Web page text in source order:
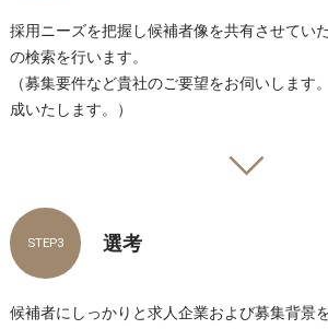
採用ニーズを把握し候補者像を共有させてい
の検索を行います。
（募集要件など貴社のご要望をお伺いします
成いたします。）
選考
STEP3
候補者にしっかりと求人企業および募集背景